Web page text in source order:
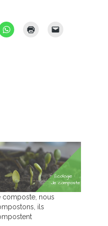
composte, nous
ils